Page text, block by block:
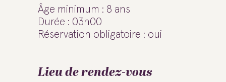
Âge minimum : 8 ans
Durée : 03h00
Réservation obligatoire : oui
Lieu de rendez-vous